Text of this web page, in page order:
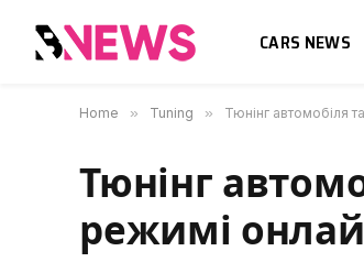
CARS NEWS
Home » Tuning » Тюнінг автомобіля
Тюнінг
режимі